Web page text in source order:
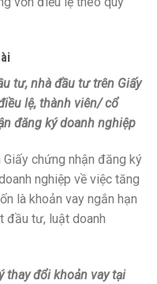
tư, nhà đầu tư trên Giấy
lệ, thành viên/ cổ
đăng ký doanh nghiệp
Giấy chứng nhận đăng ký
nghiệp về việc tăng
là khoản vay ngắn hạn
đầu tư, luật doanh
thay đổi khoản vay tại